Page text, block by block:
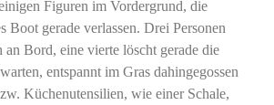
Figuren im Vordergrund, die
Boot gerade verlassen. Drei Personen
an Bord, eine vierte löscht gerade die
entspannt im Gras dahingegossen
Küchenutensilien, wie einer Schale,